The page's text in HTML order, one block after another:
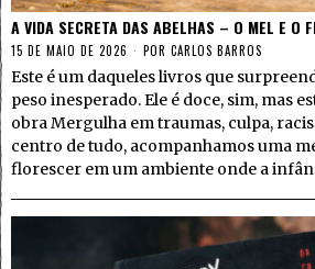
A VIDA SECRETA DAS ABELHAS – O MEL E O
15 DE MAIO DE 2026 POR CARLOS BARROS
Este é um daqueles livros que
peso inesperado. Ele é doce, sim, mas
obra Mergulha em traumas, culpa,
centro de tudo, acompanhamos uma
florescer em um ambiente onde a